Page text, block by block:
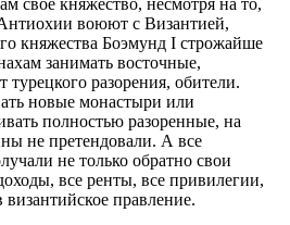
воюют с Византией,
княжества Боэмунд I строжайше
занимать восточные,
разорения, обители.
новые монастыри или
полностью разоренные, на
не претендовали. А все
не только обратно свои
все ренты, все привилегии,
правление.